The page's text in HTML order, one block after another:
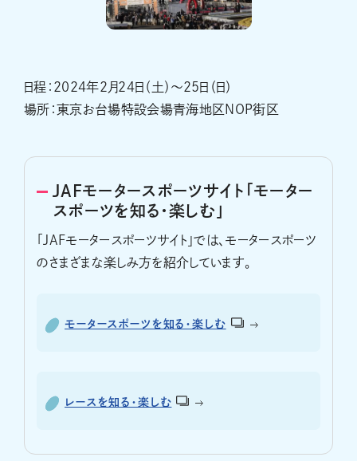
日程：2024年2月24日（土）～25日（日）
場所：東京お台場特設会場青海地区NOP街区
JAFモータースポーツサイト「モーター
スポーツを知る・楽しむ」
「JAFモータースポーツサイト」では、モータースポーツ
のさまざまな楽しみ方を紹介しています。
モータースポーツを知る・楽しむ
レースを知る・楽しむ